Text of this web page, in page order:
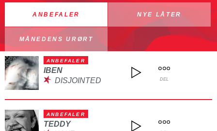
ANBEFALER NYE LÅTER
MÅNEDENS URØRT
ANBEFALER
IBEN
DISJOINTED
DEL
ANBEFALER
TEDDY